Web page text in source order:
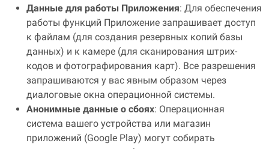
Данные для работы Приложения: Для обеспечения
работы функций Приложение запрашивает доступ
к файлам (для создания резервных копий базы
данных) и к камере (для сканирования штрих-
кодов и фотографирования карт). Все разрешения
запрашиваются у вас явным образом через
диалоговые окна операционной системы.
Анонимные данные о сбоях: Операционная
система вашего устройства или магазин
приложений (Google Play) могут собирать